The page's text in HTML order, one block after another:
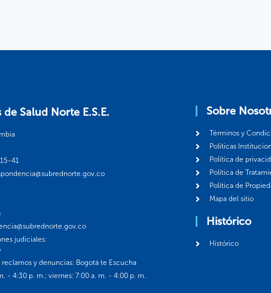
Salud Norte E.S.E.
41
judiciales:
y denuncias: Bogotá te Escucha
- 4:30 p. m.; viernes: 7:00 a. m. - 4:00 p. m.
Sobre
Términos y
Politicas
Política de
Política de
Política de
Mapa del sitio
Histórico
Histórico